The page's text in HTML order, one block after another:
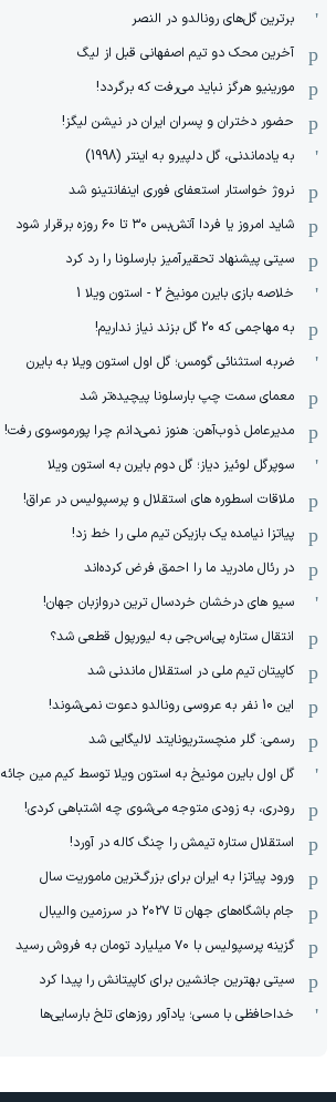
برترین گل‌های رونالدو در النصر
آخرین محک دو تیم اصفهانی قبل از لیگ
مورینیو هرگز نباید می‌رفت که برگردد!
حضور دختران و پسران ایران در نیشن لیگز!
به یادماندنی، گل دلپیرو به اینتر (1998)
نروژ خواستار استعفای فوری اینفانتینو شد
شاید امروز یا فردا آتش‌بس ۳۰ تا ۶۰ روزه برقرار شود
سیتی پیشنهاد تحقیرآمیز بارسلونا را رد کرد
خلاصه بازی بایرن مونیخ 2 - استون ویلا 1
به مهاجمی که 20 گل بزند نیاز نداریم!
ضربه استثنائی گومس؛ گل اول استون ویلا به بایرن
معمای سمت چپ بارسلونا پیچیده‌تر شد
مدیرعامل ذوب‌آهن: هنوز نمی‌دانم چرا پورموسوی رفت!
سوپرگل لوئیز دیاز؛ گل دوم بایرن به استون ویلا
ملاقات اسطوره های استقلال و پرسپولیس در عراق!
پیاتزا نیامده یک بازیکن تیم ملی را خط زد!
در رئال مادرید ما را احمق فرض کرده‌اند
سیو های درخشان خردسال ترین دروازبان جهان!
انتقال ستاره پی‌اس‌جی به لیورپول قطعی شد؟
کاپیتان تیم ملی در استقلال ماندنی شد
این 10 نفر به عروسی رونالدو دعوت نمی‌شوند!
رسمی: گلر منچستریونایتد لالیگایی شد
گل اول بایرن مونیخ به استون ویلا توسط کیم مین جائه
رودری، به زودی متوجه می‌شوی چه اشتباهی کردی!
استقلال ستاره تیمش را چنگ کاله در آورد!
ورود پیاتزا به ایران برای بزرگ‌ترین ماموریت سال
جام باشگاه‌های جهان تا ۲۰۲۷ در سرزمین والیبال
گزینه پرسپولیس با ۷۰ میلیارد تومان به فروش رسید
سیتی بهترین جانشین برای کاپیتانش را پیدا کرد
خداحافظی با مسی؛ یادآور روزهای تلخ بارسایی‌ها